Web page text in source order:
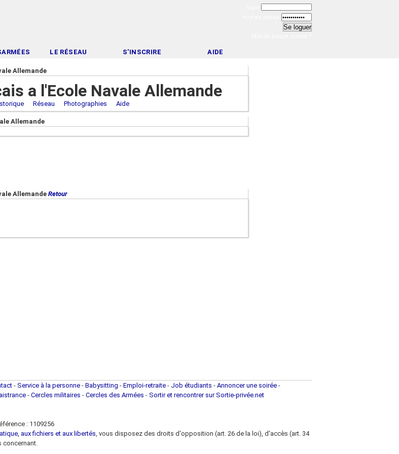
LE RÉSEAU S'INSCRIRE AIDE
Allemande
a l'Ecole Navale Allemande
Réseau Photographies Aide
Allemande
AllemandeRetour
- Service à la personne - Babysitting - Emploi-retraite - Job étudiants - Annoncer une soirée -
- Cercles militaires - Cercles des Armées - Sortir et rencontrer sur Sortie-privée.net
: 1109256
aux fichiers et aux libertés, vous disposez des droits d'opposition (art. 26 de la loi), d'accès (art. 34
concernant.